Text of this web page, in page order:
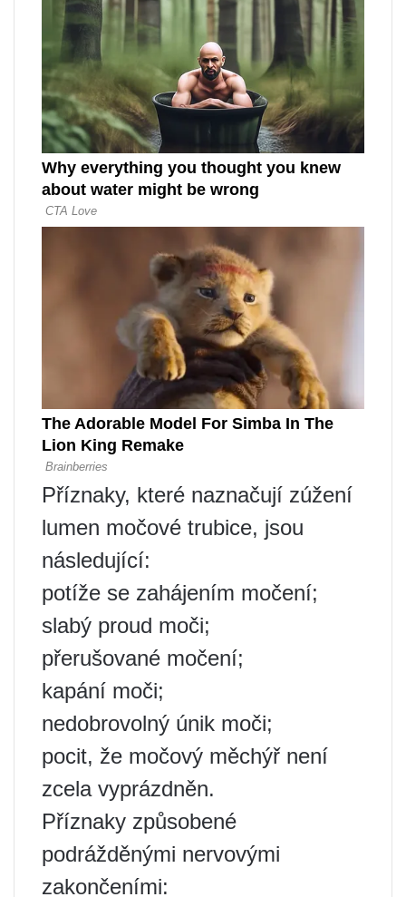
Příznaky, které naznačují zúžení
lumen močové trubice, jsou
následující:
potíže se zahájením močení;
slabý proud moči;
přerušované močení;
kapání moči;
nedobrovolný únik moči;
pocit, že močový měchýř není
zcela vyprázdněn.
Příznaky způsobené
podrážděnými nervovými
zakončeními: